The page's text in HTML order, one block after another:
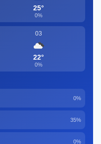
25°
0%
03
22°
0%
0%
35%
0%